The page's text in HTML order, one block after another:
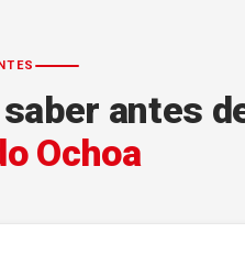
antes
Ochoa